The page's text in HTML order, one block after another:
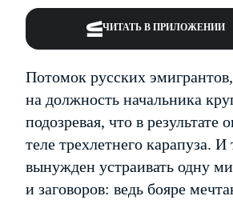
ЧИТАТЬ В ПРИЛОЖЕНИИ
Потомок русских
на должность начальника
подозревая, что в
теле трехлетнего карапуза.
вынужден устраивать одну
и заговоров: ведь бояре